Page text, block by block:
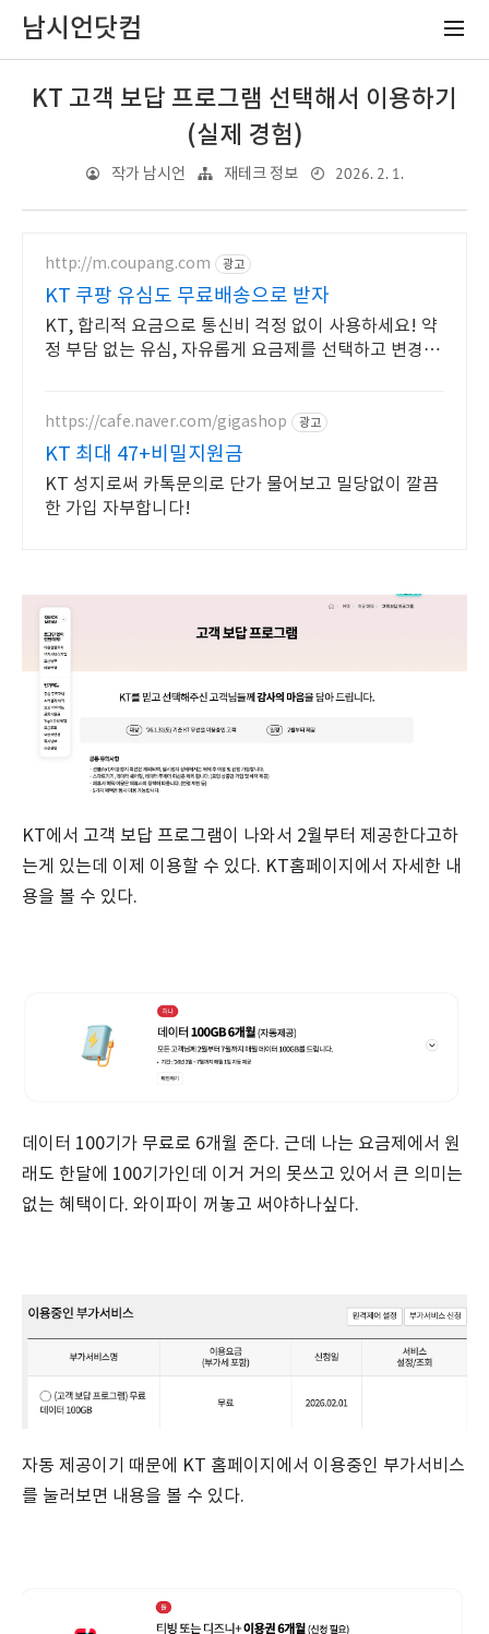
남시언닷컴
KT 고객 보답 프로그램 선택해서 이용하기
(실제 경험)
작가 남시언 재테크 정보 2026. 2. 1.
http://m.coupang.com 광고
KT 쿠팡 유심도 무료배송으로 받자
KT, 합리적 요금으로 통신비 걱정 없이 사용하세요! 약
정 부담 없는 유심, 자유롭게 요금제를 선택하고 변경하
https://cafe.naver.com/gigashop 광고
KT 최대 47+비밀지원금
KT 성지로써 카톡문의로 단가 물어보고 밀당없이 깔끔
한 가입 자부합니다!
KT에서 고객 보답 프로그램이 나와서 2월부터 제공한다고하
는게 있는데 이제 이용할 수 있다. KT홈페이지에서 자세한 내
용을 볼 수 있다.
데이터 100기가 무료로 6개월 준다. 근데 나는 요금제에서 원
래도 한달에 100기가인데 이거 거의 못쓰고 있어서 큰 의미는
없는 혜택이다. 와이파이 꺼놓고 써야하나싶다.
자동 제공이기 때문에 KT 홈페이지에서 이용중인 부가서비스
를 눌러보면 내용을 볼 수 있다.